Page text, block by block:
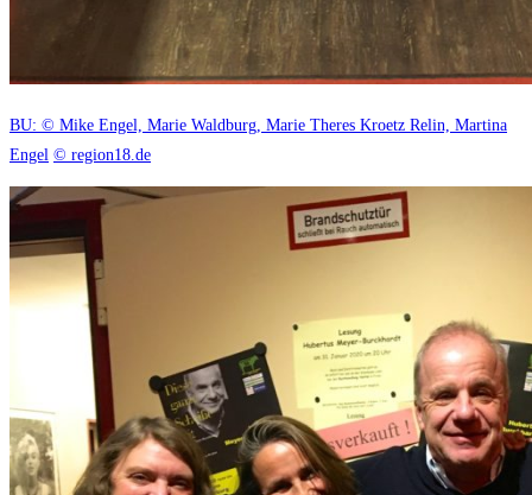
BU: © Mike Engel, Marie Waldburg, Marie Theres Kroetz Relin, Martina
Engel © region18.de